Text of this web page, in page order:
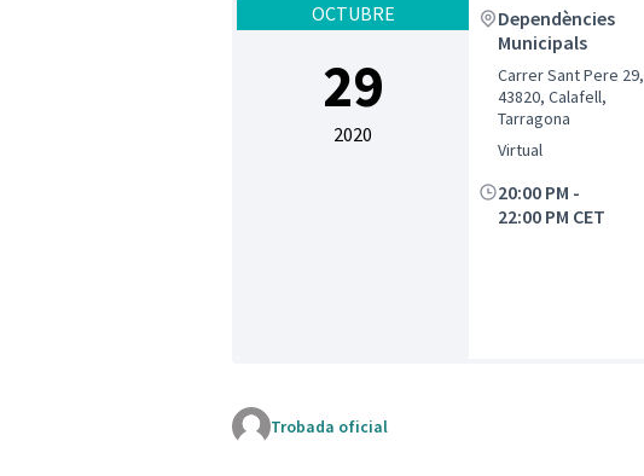
OCTUBRE
29
2020
Dependències
Municipals
Carrer Sant Pere 29,
43820, Calafell,
Tarragona
Virtual
20:00 PM -
22:00 PM CET
Trobada oficial